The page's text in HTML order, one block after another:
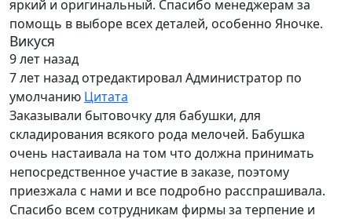
яркий и оригинальный. Спасибо менеджерам за
помощь в выборе всех деталей, особенно Яночке.
Викуся
9 лет назад
7 лет назад отредактировал Администратор по
умолчанию Цитата
Заказывали бытовочку для бабушки, для
складирования всякого рода мелочей. Бабушка
очень настаивала на том что должна принимать
непосредственное участие в заказе, поэтому
приезжала с нами и все подробно расспрашивала.
Спасибо всем сотрудникам фирмы за терпение и